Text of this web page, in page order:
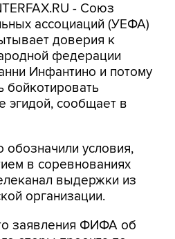
- Союз
ассоциаций (УЕФА)
доверия к
федерации
Инфантино и потому
бойкотировать
эгидой, сообщает в
условия,
в соревнованиях
выдержки из
организации.
заявления ФИФА об